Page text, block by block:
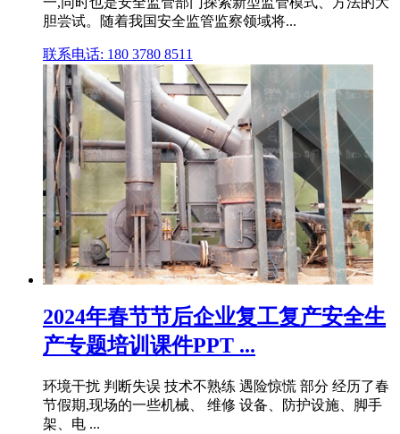
胆尝试。随着我国安全监管监察领域将...
联系电话: 180 3780 8511
2024年春节节后企业复工复产安全生
产专题培训课件PPT ...
环境干扰 判断失误 技术不熟练 遇险惊慌 部分 经历了春
节假期,现场的一些机械、 维修 设备、防护设施、脚手
架、电 ...